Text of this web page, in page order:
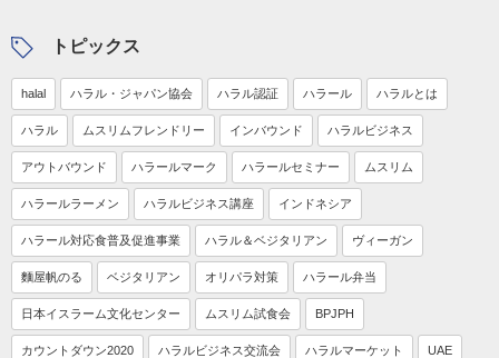
トピックス
halal ハラル・ジャパン協会 ハラル認証 ハラール ハラルとは
ハラル ムスリムフレンドリー インバウンド ハラルビジネス
アウトバウンド ハラールマーク ハラールセミナー ムスリム
ハラールラーメン ハラルビジネス講座 インドネシア
ハラール対応食普及促進事業 ハラル＆ベジタリアン ヴィーガン
麵屋帆のる ベジタリアン オリパラ対策 ハラール弁当
日本イスラーム文化センター ムスリム試食会 BPJPH
カウントダウン2020 ハラルビジネス交流会 ハラルマーケット UAE